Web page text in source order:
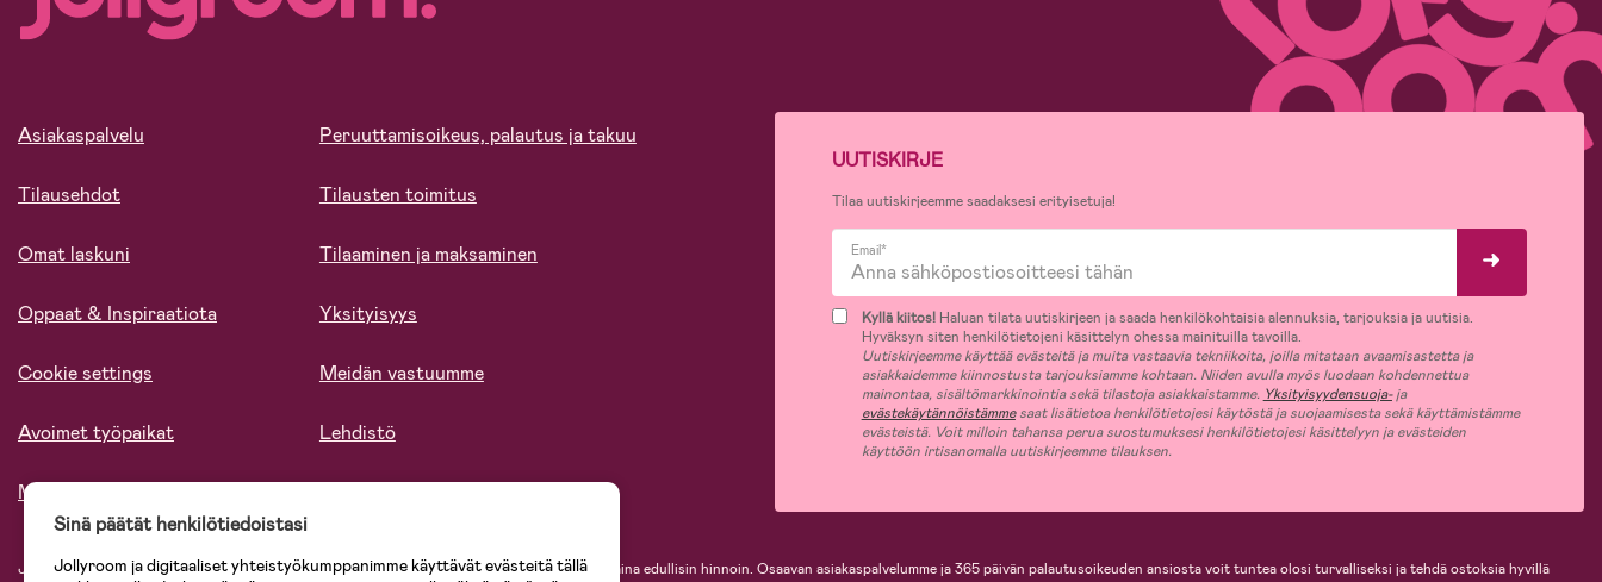
Asiakaspalvelu
Tilausehdot
Omat laskuni
Oppaat & Inspiraatiota
Cookie settings
Avoimet työpaikat
Meistä
Peruuttamisoikeus, palautus ja takuu
Tilausten toimitus
Tilaaminen ja maksaminen
Yksityisyys
Meidän vastuumme
Lehdistö
UUTISKIRJE
Tilaa uutiskirjeemme saadaksesi erityisetuja!
Email*
Kyllä kiitos!Haluan tilata uutiskirjeen ja saada henkilökohtaisia alennuksia, tarjouksia ja uutisia.
Hyväksyn siten henkilötietojeni käsittelyn ohessa mainituilla tavoilla.
Uutiskirjeemme käyttää evästeitä ja muita vastaavia tekniikoita, joilla mitataan avaamisastetta ja
asiakkaidemme kiinnostusta tarjouksiamme kohtaan. Niiden avulla myös luodaan kohdennettua
mainontaa, sisältömarkkinointia sekä tilastoja asiakkaistamme. Yksityisyydensuoja-ja
evästekäytännöistämmesaat lisätietoa henkilötietojesi käytöstä ja suojaamisesta sekä käyttämistämme
evästeistä. Voit milloin tahansa perua suostumuksesi henkilötietojesi käsittelyyn ja evästeiden
käyttöön irtisanomalla uutiskirjeemme tilauksen.
Jollyroomin laajasta valikoimasta tilaat kaiken tarvittavan lapsiperheelle nopeasti, helposti ja aina edullisin hinnoin. Osaavan asiakaspalvelumme ja 365 päivän palautusoikeuden ansiosta voit tuntea olosi turvalliseksi ja tehdä ostoksia hyvillä
Sinä päätät henkilötiedoistasi
Jollyroom ja digitaaliset yhteistyökumppanimme käyttävät evästeitä tällä